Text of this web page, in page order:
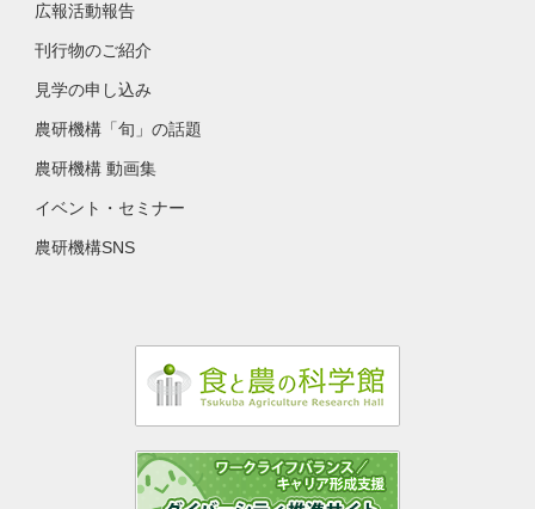
広報活動報告
刊行物のご紹介
見学の申し込み
農研機構「旬」の話題
農研機構 動画集
イベント・セミナー
農研機構SNS